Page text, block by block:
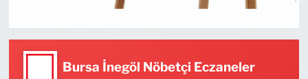
Bursa İnegöl Nöbetçi Eczaneler